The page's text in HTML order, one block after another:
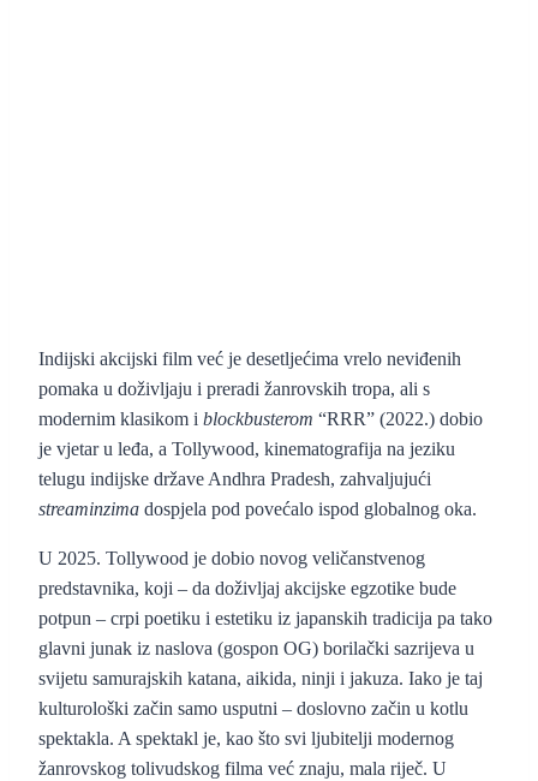
Indijski akcijski film već je desetljećima vrelo neviđenih
pomaka u doživljaju i preradi žanrovskih tropa, ali s
modernim klasikom i blockbusterom “RRR” (2022.) dobio
je vjetar u leđa, a Tollywood, kinematografija na jeziku
telugu indijske države Andhra Pradesh, zahvaljujući
streaminzima dospjela pod povećalo ispod globalnog oka.
U 2025. Tollywood je dobio novog veličanstvenog
predstavnika, koji – da doživljaj akcijske egzotike bude
potpun – crpi poetiku i estetiku iz japanskih tradicija pa tako
glavni junak iz naslova (gospon OG) borilački sazrijeva u
svijetu samurajskih katana, aikida, ninji i jakuza. Iako je taj
kulturološki začin samo usputni – doslovno začin u kotlu
spektakla. A spektakl je, kao što svi ljubitelji modernog
žanrovskog tolivudskog filma već znaju, mala riječ. U